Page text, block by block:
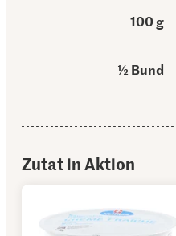
100 g
½ Bund
Zutat in Aktion